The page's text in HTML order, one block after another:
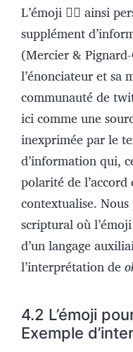
L’émoji 👍🏼 ainsi
supplément
(Mercier &
l’énonciateur et sa
communauté de
ici comme une
inexprimée par le
d’information qui,
polarité de
contextualise.
scriptural où
d’un langage
l’interprétation de
4.2 L’émoji
Exemple